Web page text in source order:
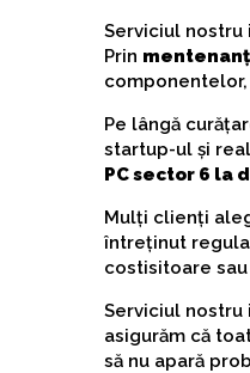
Serviciul
Prin
Pe lângă
startup-ul și
PC sector 6 la
Mulți clienți
întreținut
costisitoare
Serviciul nostru
asigurăm că
să nu apară